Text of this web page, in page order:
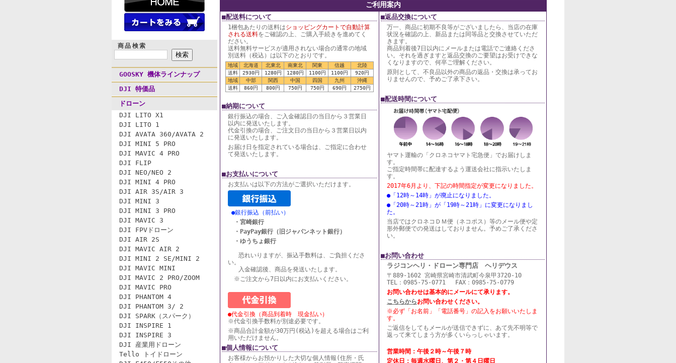
商品検索
GOOSKY 機体ラインナップ
DJI 特価品
ドローン
DJI LITO X1
DJI LITO 1
DJI AVATA 360/AVATA 2
DJI MINI 5 PRO
DJI MAVIC 4 PRO
DJI FLIP
DJI NEO/NEO 2
DJI MINI 4 PRO
DJI AIR 3S/AIR 3
DJI MINI 3
DJI MINI 3 PRO
DJI MAVIC 3
DJI FPVドローン
DJI AIR 2S
DJI MAVIC AIR 2
DJI MINI 2 SE/MINI 2
DJI MAVIC MINI
DJI MAVIC 2 PRO/ZOOM
DJI MAVIC PRO
DJI PHANTOM 4
DJI PHANTOM 3/ 2
DJI SPARK（スパーク）
DJI INSPIRE 1
DJI INSPIRE 3
DJI 産業用ドローン
Tello トイドローン
ご利用案内
■配送料について
1梱包あたりの送料はショッピングカートで自動計算
される送料をご確認の上、ご購入手続きを進めてく
ださい。
送料無料サービスが適用されない場合の通常の地域
別送料（税込）は以下のとおりです。
地域 北海道 北東北 南東北 関東 信越
北陸
送料
2930円 1280円 1280円 1100円 1100円
920円
地域
中部 関西 中国 四国 九州
沖縄
送料
860円 800円 750円 750円 690円 2750円
■納期について
銀行振込の場合、ご入金確認日の当日から３営業日
以内に発送いたします。
代金引換の場合、ご注文日の当日から３営業日以内
に発送いたします。
お届け日を指定されている場合は、ご指定に合わせ
て発送いたします。
■お支払いについて
お支払いは以下の方法がご選択いただけます。
●銀行振込（前払い）
・宮崎銀行
・PayPay銀行（旧ジャパンネット銀行）
・ゆうちょ銀行
恐れいりますが、振込手数料は、ご負担くださ
い。
入金確認後、商品を発送いたします。
※ご注文から7日以内にお支払いください。
●代金引換（商品到着時 現金払い）
※代金引換手数料が別途必要です。
※商品合計金額が30万円(税込)を超える場合はご利
用いただけません。
■個人情報について
お客様からお預かりした大切な個人情報(住所・氏
■返品交換について
万一、商品に初期不良等がございましたら、当店の在庫
状況を確認の上、新品または同等品と交換させていただ
きます。
商品到着後7日以内にメールまたは電話でご連絡くださ
い。それを過ぎますと返品交換のご要望はお受けできな
くなりますので、何卒ご理解ください。
原則として、不良品以外の商品の返品・交換は承ってお
りませんので、予めご了承下さい。
■配送時間について
ヤマト運輸の「クロネコヤマト宅急便」でお届けしま
す。
ご指定時間帯に配達するよう運送会社に指示いたしま
す。
2017年6月より、下記の時間指定が変更になりました。
●「12時～14時」が廃止になりました。
●「20時～21時」が「19時～21時」に変更になりまし
た。
当店ではクロネコＤＭ便（ネコポス）等のメール便や定
形外郵便での発送はしておりません。予めご了承くださ
い。
■お問い合わせ
ラジコンヘリ・ドローン専門店 ヘリデウス
〒889-1602 宮崎県宮崎市清武町今泉甲3720-10
TEL：0985-75-0771 FAX：0985-75-0779
お問い合わせは基本的にメールにて承ります。
こちらからお問い合わせください。
※必ず「お名前」「電話番号」の記入をお願いいたしま
す。
ご返信をしてもメールが送信できずに、あて先不明等で
返って来てしまう方が多くいらっしゃいます。
営業時間：午後２時～午後７時
定休日：毎週水曜日、第２・第４日曜日